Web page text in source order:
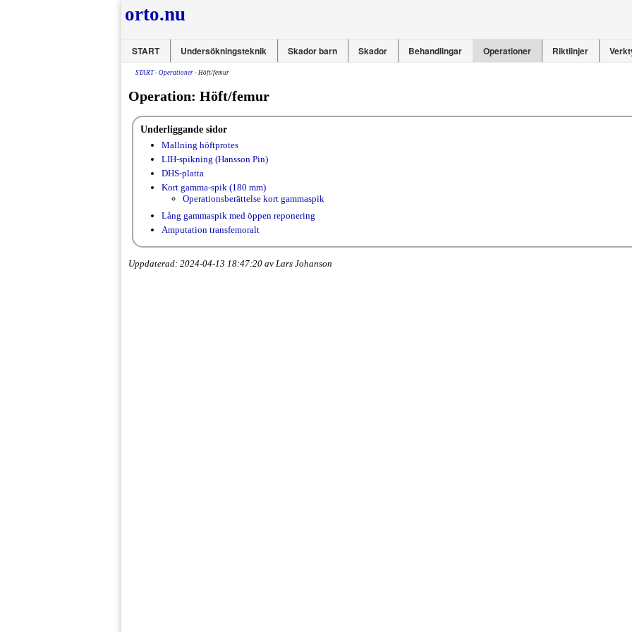
orto.nu
START Undersökningsteknik Skador barn Skador Behandlingar Operationer Riktlinjer
START- Operationer - Höft/femur
Operation: Höft/femur
Underliggande sidor
Mallning höftprotes
LIH-spikning (Hansson Pin)
DHS-platta
Kort gamma-spik (180 mm)
Operationsberättelse kort gammaspik
Lång gammaspik med öppen reponering
Amputation transfemoralt
Uppdaterad: 2024-04-13 18:47:20 av Lars Johanson